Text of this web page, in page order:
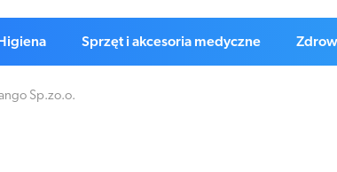
Higiena Sprzęt i akcesoria medyczne
Sp.zo.o.